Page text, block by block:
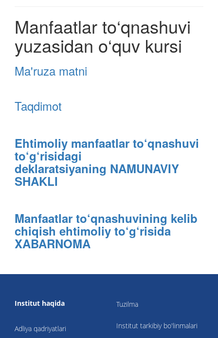
Manfaatlar to‘qnashuvi
yuzasidan o‘quv kursi
Ma'ruza matni
Taqdimot
Ehtimoliy manfaatlar to‘qnashuvi
to‘g‘risidagi
deklaratsiyaning NAMUNAVIY
SHAKLI
Manfaatlar to‘qnashuvining kelib
chiqish ehtimoliy to‘g‘risida
XABARNOMA
Institut haqida
Adliya qadriyatlari
Tuzilma
Institut tarkibiy bo'linmalari